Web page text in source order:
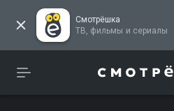
Смотрёшка
ТВ, фильмы и сериалы